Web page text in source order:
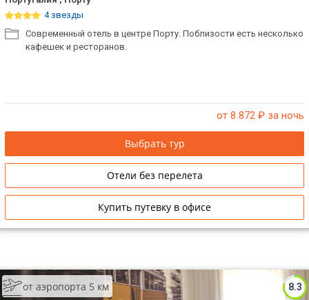
4 звезды
Современный отель в центре Порту. Поблизости есть несколько
кафешек и ресторанов.
от 8 872 ₽ за ночь
Выбрать тур
Отели без перелета
Купить путевку в офисе
8.3
от аэропорта 5 км